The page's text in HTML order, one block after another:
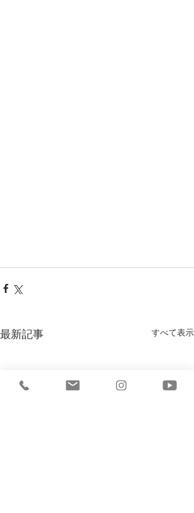
最新記事 すべて表示